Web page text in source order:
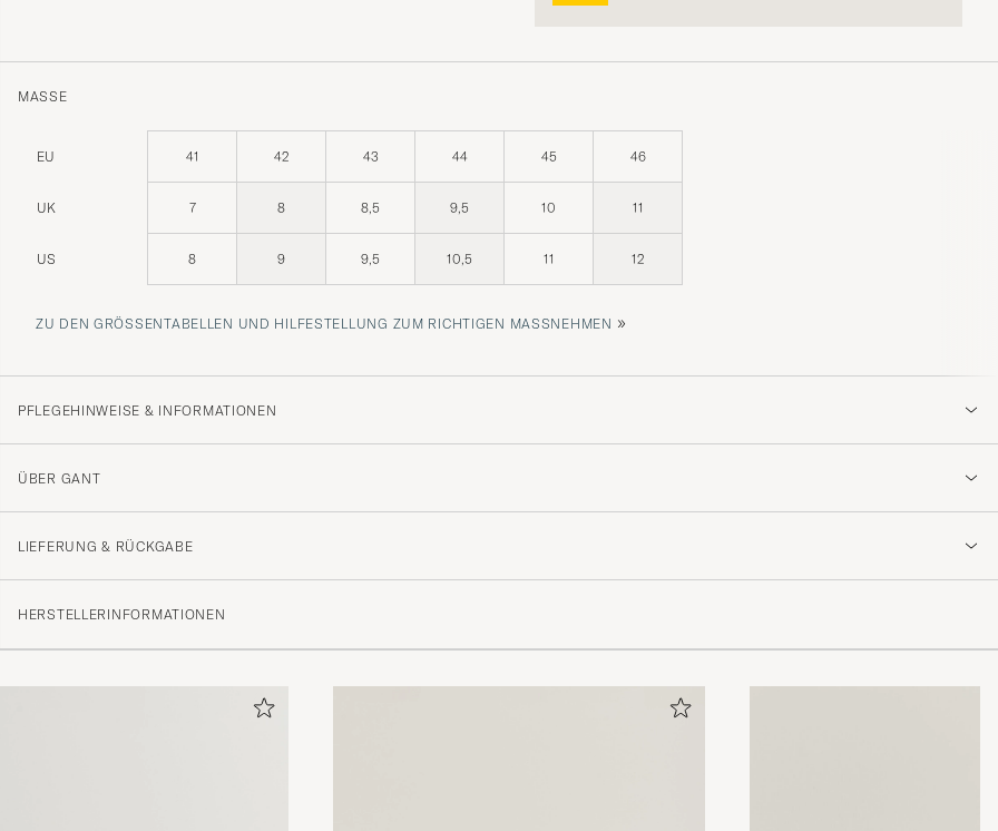
MASSE
EU 41 42 43 44 45 46
UK 7 8 8,5 9,5 10 11
US 8 9 9,5 10,5 11 12
ZU DEN GRÖSSENTABELLEN UND HILFESTELLUNG ZUM RICHTIGEN MASSNEHMEN »
PFLEGEHINWEISE & INFORMATIONEN
ÜBER GANT
LIEFERUNG & RÜCKGABE
HERSTELLERINFORMATIONEN